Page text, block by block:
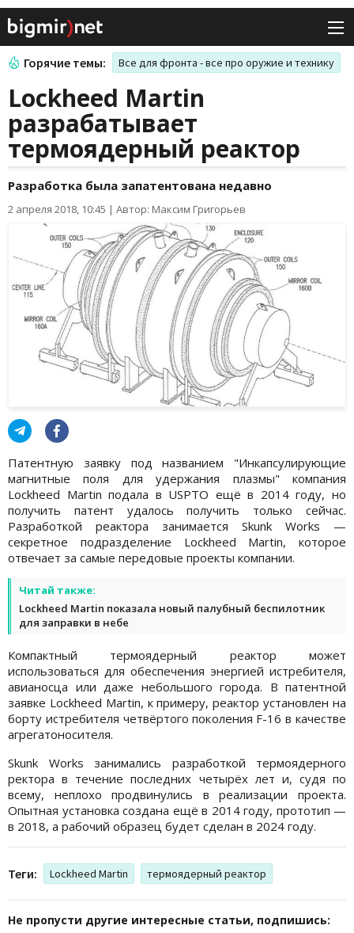
Горячие темы: Все для фронта - все про оружие и технику
Lockheed Martin
разрабатывает
термоядерный реактор
Разработка была запатентована недавно
2 апреля 2018, 10:45 | Автор: Максим Григорьев
Патентную заявку под названием "Инкапсулирующие
магнитные поля для удержания плазмы" компания
Lockheed Martin подала в USPTO ещё в 2014 году, но
получить патент удалось получить только сейчас.
Разработкой реактора занимается Skunk Works —
секретное подразделение Lockheed Martin, которое
отвечает за самые передовые проекты компании.
Читай также:
Lockheed Martin показала новый палубный беспилотник
для заправки в небе
Компактный термоядерный реактор может
использоваться для обеспечения энергией истребителя,
авианосца или даже небольшого города. В патентной
заявке Lockheed Martin, к примеру, реактор установлен на
борту истребителя четвёртого поколения F-16 в качестве
агрегатоносителя.
Skunk Works занимались разработкой термоядерного
ректора в течение последних четырёх лет и, судя по
всему, неплохо продвинулись в реализации проекта.
Опытная установка создана ещё в 2014 году, прототип —
в 2018, а рабочий образец будет сделан в 2024 году.
Теги: Lockheed Martin термоядерный реактор
Не пропусти другие интересные статьи, подпишись: